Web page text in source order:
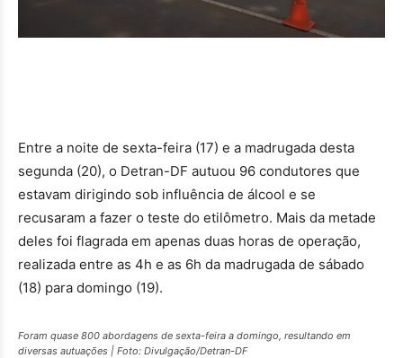
Entre a noite de sexta-feira (17) e a madrugada desta
segunda (20), o Detran-DF autuou 96 condutores que
estavam dirigindo sob influência de álcool e se
recusaram a fazer o teste do etilômetro. Mais da metade
deles foi flagrada em apenas duas horas de operação,
realizada entre as 4h e as 6h da madrugada de sábado
(18) para domingo (19).
Foram quase 800 abordagens de sexta-feira a domingo, resultando em
diversas autuações | Foto: Divulgação/Detran-DF